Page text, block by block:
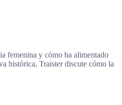
femenina y cómo ha alimentado
histórica, Traister discute cómo la